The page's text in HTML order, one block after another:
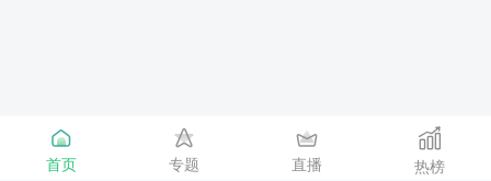
首页 专题 直播 热榜